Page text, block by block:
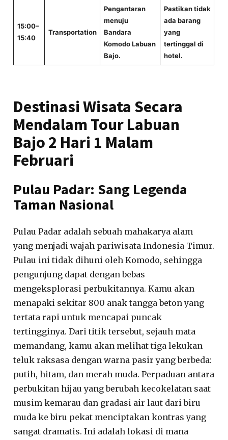
15:00–
15:40
Transportation
Pengantaran
menuju
Bandara
Komodo Labuan
Bajo.
Pastikan tidak
ada barang
yang
tertinggal di
hotel.
Destinasi Wisata Secara
Mendalam Tour Labuan
Bajo 2 Hari 1 Malam
Februari
Pulau Padar: Sang Legenda
Taman Nasional
Pulau Padar adalah sebuah mahakarya alam
yang menjadi wajah pariwisata Indonesia Timur.
Pulau ini tidak dihuni oleh Komodo, sehingga
pengunjung dapat dengan bebas
mengeksplorasi perbukitannya. Kamu akan
menapaki sekitar 800 anak tangga beton yang
tertata rapi untuk mencapai puncak
tertingginya. Dari titik tersebut, sejauh mata
memandang, kamu akan melihat tiga lekukan
teluk raksasa dengan warna pasir yang berbeda:
putih, hitam, dan merah muda. Perpaduan antara
perbukitan hijau yang berubah kecokelatan saat
musim kemarau dan gradasi air laut dari biru
muda ke biru pekat menciptakan kontras yang
sangat dramatis. Ini adalah lokasi di mana